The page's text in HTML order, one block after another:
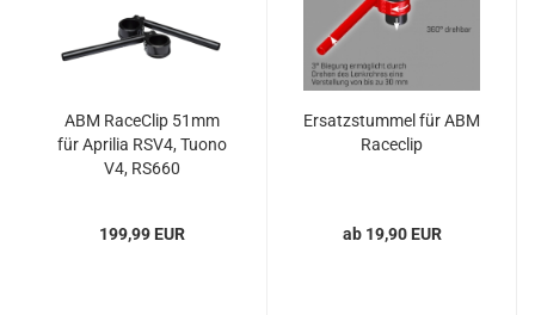
ABM RaceClip 51mm
für Aprilia RSV4, Tuono
V4, RS660
199,99 EUR
Ersatzstummel für ABM
Raceclip
ab 19,90 EUR